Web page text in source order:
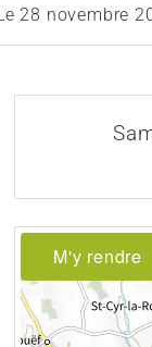
28 novembre
M'y rendre